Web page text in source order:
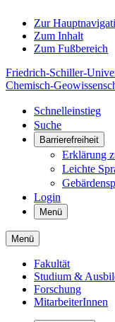
Zur
Zum Inhalt
Zum Fußbereich
Friedrich-Schiller-
Chemisch-
Schnelleinstieg
Suche
Barrierefreiheit
Erklärung
Leichte
Login
Menü
Menü
Fakultät
Studium &
Forschung
MitarbeiterInnen